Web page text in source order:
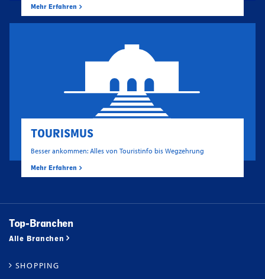
Mehr Erfahren
TOURISMUS
Besser ankommen: Alles von Touristinfo bis Wegzehrung
Mehr Erfahren
Top-Branchen
Alle Branchen
SHOPPING